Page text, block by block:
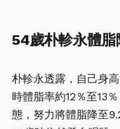
54歲朴軫永體脂
朴軫永透露，自己身
時體脂率約12％至13
態，努力將體脂降至